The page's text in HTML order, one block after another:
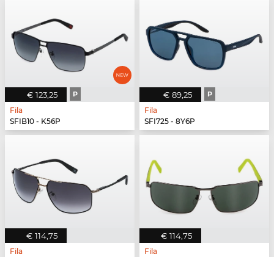
€ 123,25 P
Fila
SFIB10 - K56P
€ 89,25 P
Fila
SFI725 - 8Y6P
€ 114,75
Fila
€ 114,75
Fila